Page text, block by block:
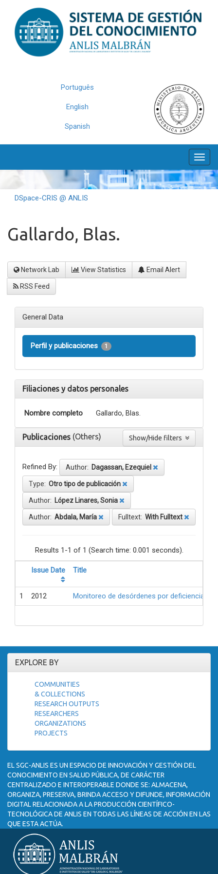
navigation
Português
English
Spanish
DSpace-CRIS @ ANLIS
Gallardo, Blas.
Network Lab View Statistics Email Alert
RSS Feed
General Data
Perfil y publicaciones 1
Filiaciones y datos personales
Nombre completo Gallardo, Blas.
Publicaciones (Others)
Refined By: Author: Dagassan, Ezequiel
Type: Otro tipo de publicación
Author: López Linares, Sonia
Author: Abdala, María Fulltext: With Fulltext
Results 1-1 of 1 (Search time: 0.001 seconds).
Issue Date Title
1 2012 Monitoreo de desórdenes por deficiencia
EXPLORE BY
COMMUNITIES
& COLLECTIONS
RESEARCH OUTPUTS
RESEARCHERS
ORGANIZATIONS
PROJECTS
EL SGC-ANLIS ES UN ESPACIO DE INNOVACIÓN Y GESTIÓN DEL
CONOCIMIENTO EN SALUD PÚBLICA, DE CARÁCTER
CENTRALIZADO E INTEROPERABLE DONDE SE: ALMACENA,
ORGANIZA, PRESERVA, BRINDA ACCESO Y DIFUNDE, INFORMACIÓN
DIGITAL RELACIONADA A LA PRODUCCIÓN CIENTÍFICO-
TECNOLÓGICA DE ANLIS EN TODAS LAS LÍNEAS DE ACCIÓN EN LAS
QUE ESTA ACTÚA.